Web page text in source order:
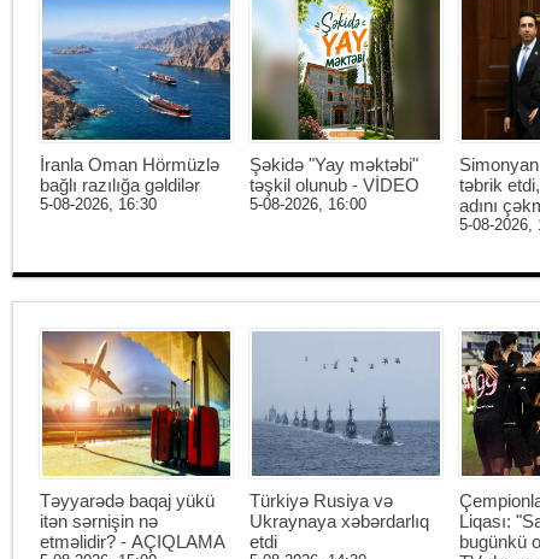
İranla Oman Hörmüzlə
bağlı razılığa gəldilər
5-08-2026, 16:30
Şəkidə "Yay məktəbi"
təşkil olunub - VİDEO
5-08-2026, 16:00
təbrik
adını
5-08-2026,
Təyyarədə baqaj yükü
itən sərnişin nə
etməlidir? - AÇIQLAMA
Türkiyə Rusiya və
Ukraynaya xəbərdarlıq
etdi
Liqası:
bugünkü